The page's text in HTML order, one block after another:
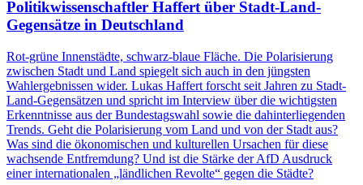
Politikwissenschaftler Haffert über Stadt-Land-
Gegensätze in Deutschland
Rot-grüne Innenstädte, schwarz-blaue Fläche. Die Polarisierung
zwischen Stadt und Land spiegelt sich auch in den jüngsten
Wahlergebnissen wider. Lukas Haffert forscht seit Jahren zu Stadt-
Land-Gegensätzen und spricht im Interview über die wichtigsten
Erkenntnisse aus der Bundestagswahl sowie die dahinterliegenden
Trends. Geht die Polarisierung vom Land und von der Stadt aus?
Was sind die ökonomischen und kulturellen Ursachen für diese
wachsende Entfremdung? Und ist die Stärke der AfD Ausdruck
einer internationalen „ländlichen Revolte“ gegen die Städte?